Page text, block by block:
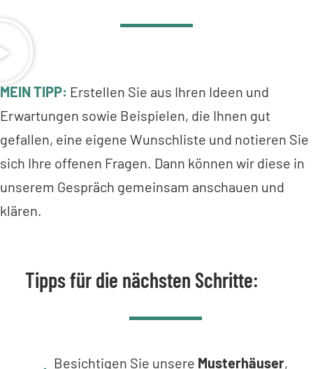
MEIN TIPP: Erstellen Sie aus Ihren Ideen und
Erwartungen sowie Beispielen, die Ihnen gut
gefallen, eine eigene Wunschliste und notieren Sie
sich Ihre offenen Fragen. Dann können wir diese in
unserem Gespräch gemeinsam anschauen und
klären.
Tipps für die nächsten Schritte:
Besichtigen Sie unsere Musterhäuser,